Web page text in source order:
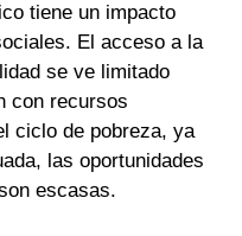
tiene un impacto
El acceso a la
se ve limitado
con recursos
ciclo de pobreza, ya
las oportunidades
escasas.